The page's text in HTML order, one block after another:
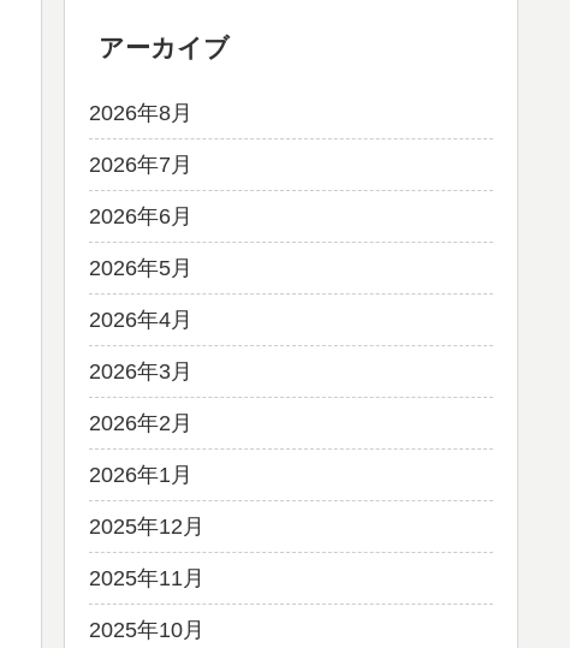
アーカイブ
2026年8月
2026年7月
2026年6月
2026年5月
2026年4月
2026年3月
2026年2月
2026年1月
2025年12月
2025年11月
2025年10月